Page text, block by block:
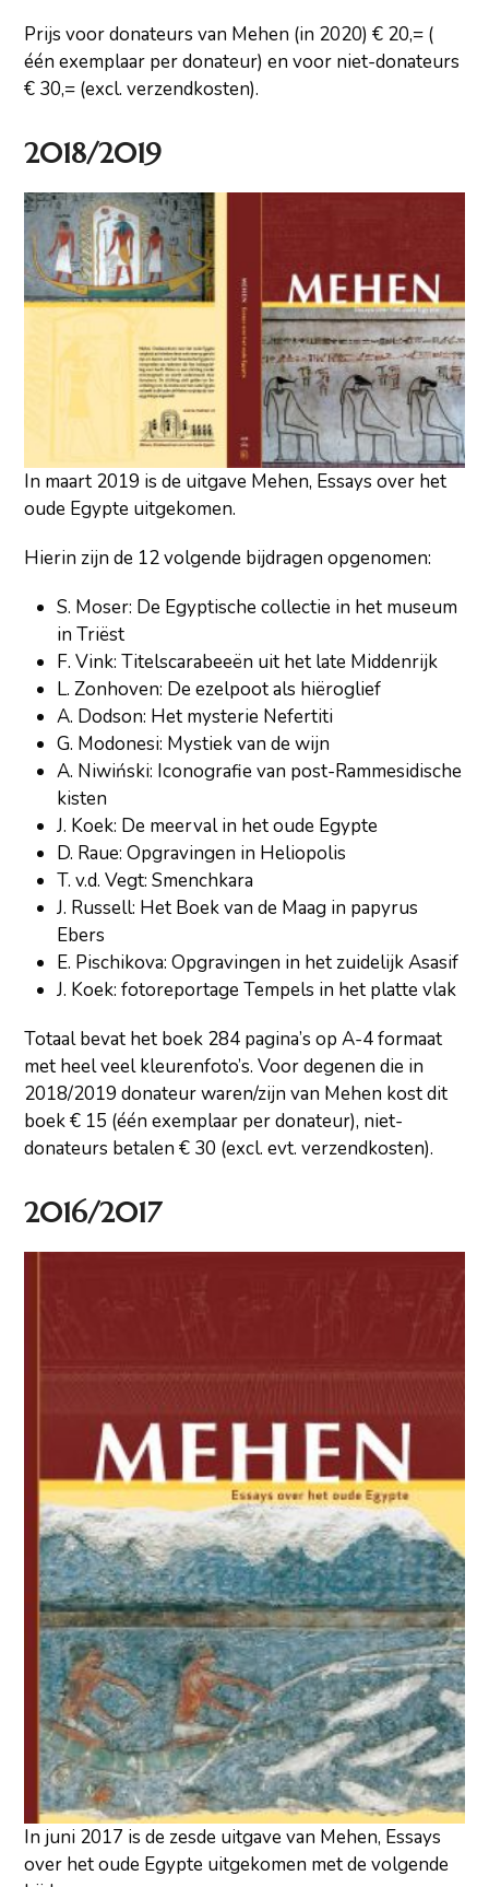
Prijs voor donateurs van Mehen (in 2020) € 20,= (
één exemplaar per donateur) en voor niet-donateurs
€ 30,= (excl. verzendkosten).
2018/2019
In maart 2019 is de uitgave Mehen, Essays over het
oude Egypte uitgekomen.
Hierin zijn de 12 volgende bijdragen opgenomen:
S. Moser: De Egyptische collectie in het museum
in Triëst
F. Vink: Titelscarabeeën uit het late Middenrijk
L. Zonhoven: De ezelpoot als hiëroglief
A. Dodson: Het mysterie Nefertiti
G. Modonesi: Mystiek van de wijn
A. Niwiński: Iconografie van post-Rammesidische
kisten
J. Koek: De meerval in het oude Egypte
D. Raue: Opgravingen in Heliopolis
T. v.d. Vegt: Smenchkara
J. Russell: Het Boek van de Maag in papyrus
Ebers
E. Pischikova: Opgravingen in het zuidelijk Asasif
J. Koek: fotoreportage Tempels in het platte vlak
Totaal bevat het boek 284 pagina’s op A-4 formaat
met heel veel kleurenfoto’s. Voor degenen die in
2018/2019 donateur waren/zijn van Mehen kost dit
boek € 15 (één exemplaar per donateur), niet-
donateurs betalen € 30 (excl. evt. verzendkosten).
2016/2017
In juni 2017 is de zesde uitgave van Mehen, Essays
over het oude Egypte uitgekomen met de volgende